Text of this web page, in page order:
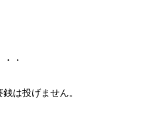
・
は投げません。